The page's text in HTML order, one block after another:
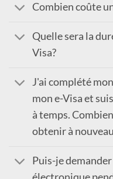
Combien coûte
Quelle sera la
Visa?
J'ai complété
mon e-Visa et
à temps.
obtenir à
Puis-je